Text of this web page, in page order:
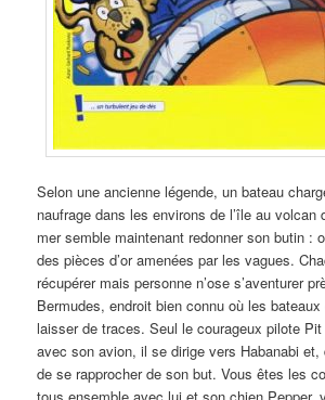
Selon une ancienne légende, un bateau
naufrage dans les environs de l’île au volcan
mer semble maintenant redonner son butin :
des pièces d’or amenées par les vagues.
récupérer mais personne n’ose s’aventurer
Bermudes, endroit bien connu où les
laisser de traces. Seul le courageux pilote
avec son avion, il se dirige vers Habanabi et,
de se rapprocher de son but. Vous êtes les